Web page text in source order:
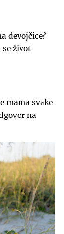
devojčice?
se život
mama svake
na